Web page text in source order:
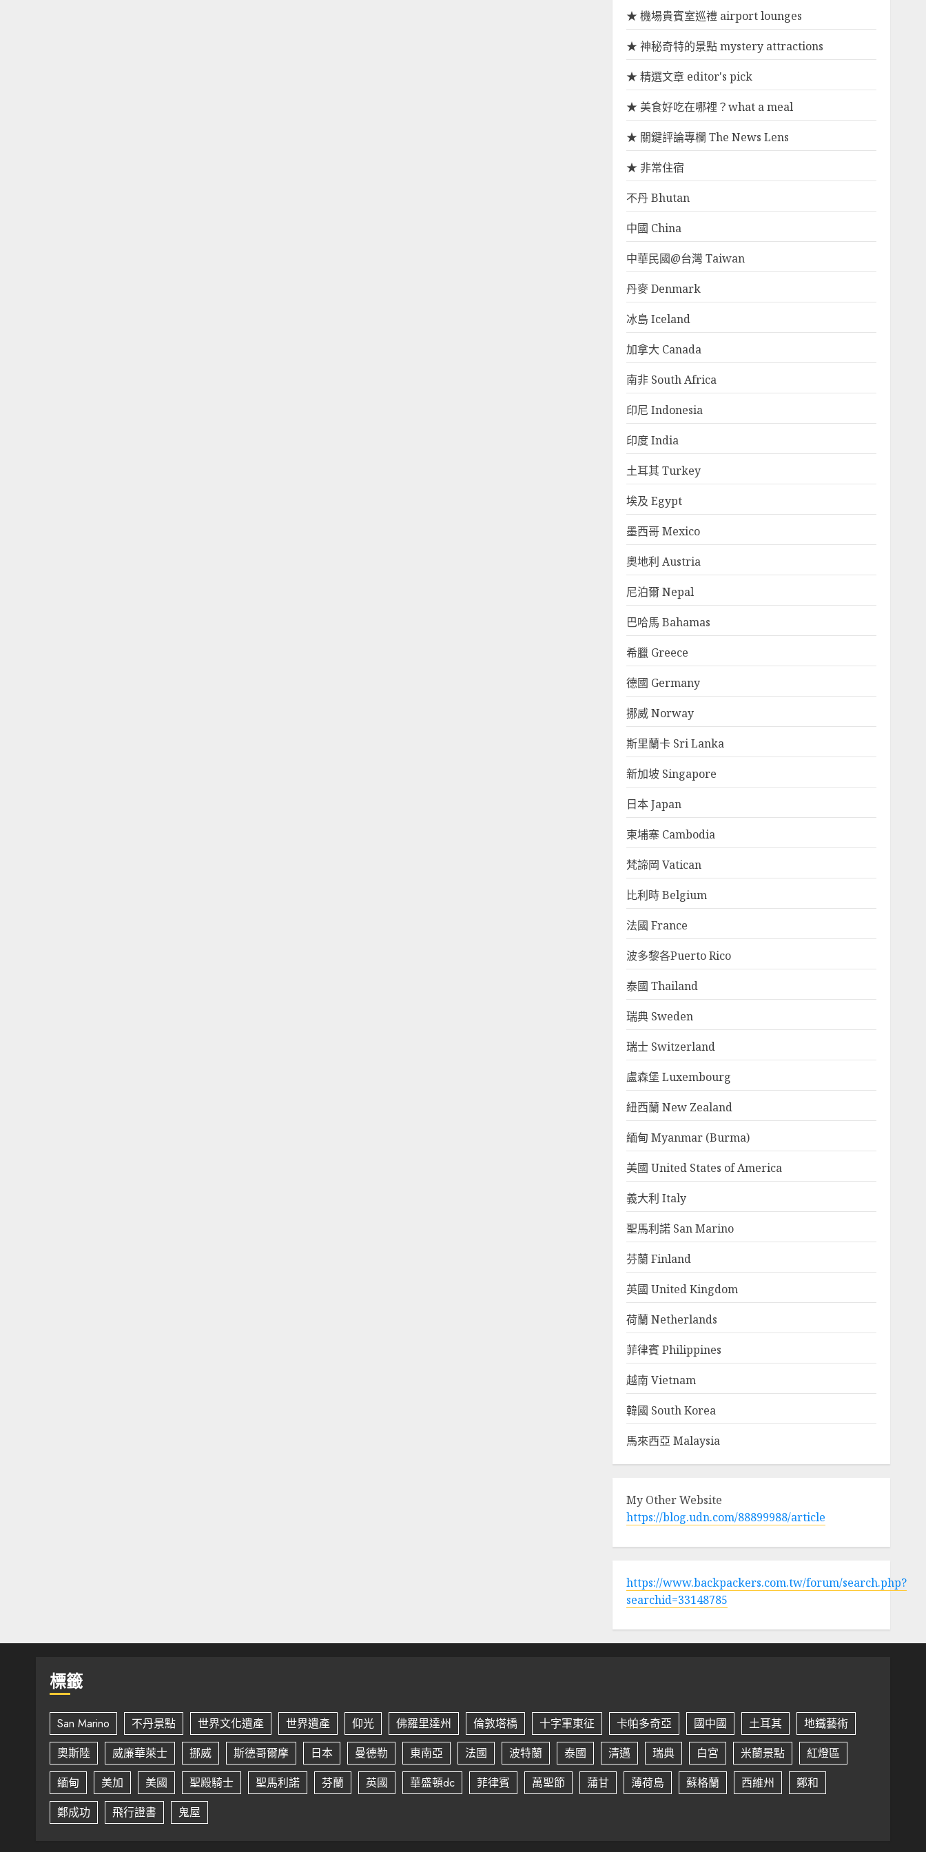
★ 機場貴賓室巡禮 airport lounges
★ 神秘奇特的景點 mystery attractions
★ 精選文章 editor's pick
★ 美食好吃在哪裡？what a meal
★ 關鍵評論專欄 The News Lens
★ 非常住宿
不丹 Bhutan
中國 China
中華民國@台灣 Taiwan
丹麥 Denmark
冰島 Iceland
加拿大 Canada
南非 South Africa
印尼 Indonesia
印度 India
土耳其 Turkey
埃及 Egypt
墨西哥 Mexico
奧地利 Austria
尼泊爾 Nepal
巴哈馬 Bahamas
希臘 Greece
德國 Germany
挪威 Norway
斯里蘭卡 Sri Lanka
新加坡 Singapore
日本 Japan
柬埔寨 Cambodia
梵諦岡 Vatican
比利時 Belgium
法國 France
波多黎各Puerto Rico
泰國 Thailand
瑞典 Sweden
瑞士 Switzerland
盧森堡 Luxembourg
紐西蘭 New Zealand
緬甸 Myanmar (Burma)
美國 United States of America
義大利 Italy
聖馬利諾 San Marino
芬蘭 Finland
英國 United Kingdom
荷蘭 Netherlands
菲律賓 Philippines
越南 Vietnam
韓國 South Korea
馬來西亞 Malaysia
My Other Website
https://blog.udn.com/88899988/article
https://www.backpackers.com.tw/forum/search.php?
searchid=33148785
標籤
San Marino 不丹景點 世界文化遺產 世界遺產 仰光 佛羅里達州 倫敦塔橋 十字軍東征 卡帕多奇亞 國中國 土耳其
地鐵藝術
奧斯陸
威廉華萊士 挪威 斯德哥爾摩 日本 曼德勒 東南亞 法國 波特蘭 泰國 清邁 瑞典 白宮 米蘭景點
紅燈區
緬甸
美加 美國 聖殿騎士 聖馬利諾 芬蘭 英國 華盛頓dc 菲律賓 萬聖節 蒲甘 薄荷島 蘇格蘭 西維州
鄭和
鄭成功
飛行證書 鬼屋